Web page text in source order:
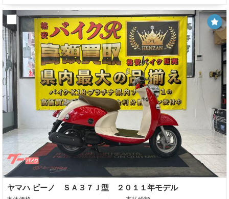
ヤマハ ビーノ ＳＡ３７Ｊ型 ２０１１年モデル